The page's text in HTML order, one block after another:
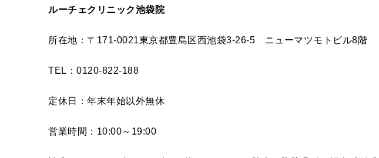
ルーチェクリニック池袋院
所在地：〒171-0021東京都豊島区西池袋3-26-5 ニューマツモトビル8階
TEL：0120-822-188
定休日：年末年始以外無休
営業時間：10:00～19:00